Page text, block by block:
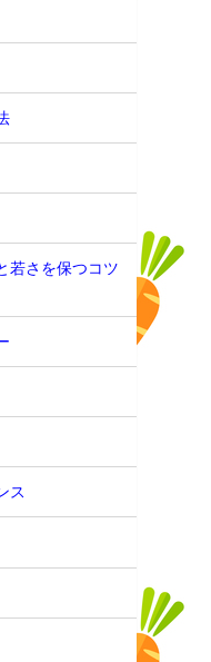
若さを保つコツ
ス